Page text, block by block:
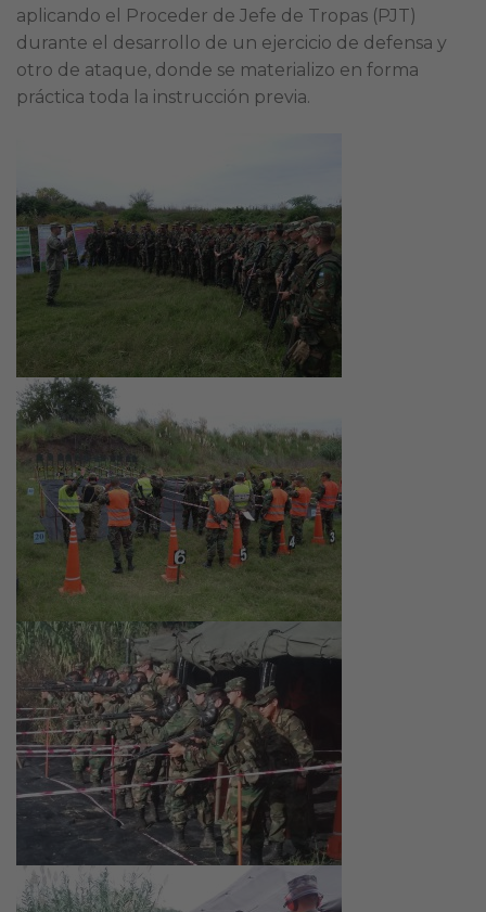
aplicando el Proceder de Jefe de Tropas (PJT)
durante el desarrollo de un ejercicio de defensa y
otro de ataque, donde se materializo en forma
práctica toda la instrucción previa.